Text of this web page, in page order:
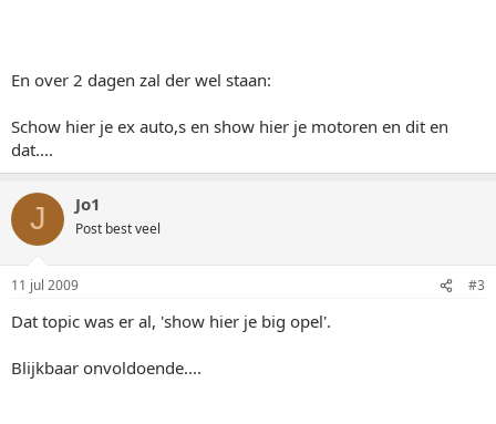
En over 2 dagen zal der wel staan:
Schow hier je ex auto,s en show hier je motoren en dit en
dat....
J Jo1
Post best veel
11 jul 2009 #3
Dat topic was er al, 'show hier je big opel'.
Blijkbaar onvoldoende....